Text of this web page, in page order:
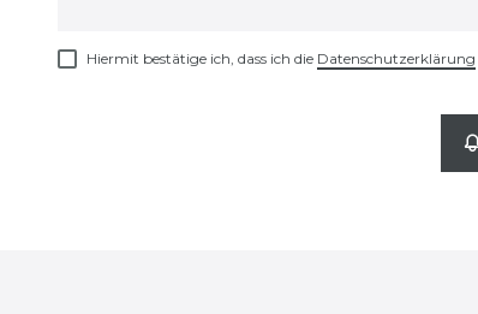
Hiermit bestätige ich, dass ich die Daten­schutz­erklärung